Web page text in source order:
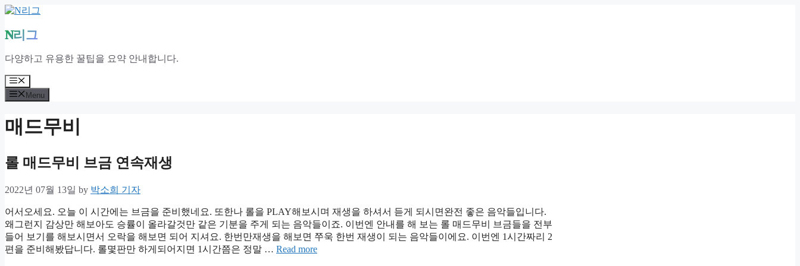
Skip
content
N리그
다양하고 유용한 꿀팁을 요약 안내합니다.
Menu
Menu
매드무비
롤 매드무비 브금 연속재생
2022년 07월 13일 by 박소희 기자
어서오세요. 오늘 이 시간에는 브금을 준비했네요. 또한나 롤을 PLAY해보시며 재생을 하셔서 듣게 되시면완전 좋은 음악들입니다.
왜그런지 감상만 해보아도 승률이 올라갈것만 같은 기분을 주게 되는 음악들이죠. 이번엔 안내를 해 보는 롤 매드무비 브금들을 전부
들어 보기를 해보시면서 오락을 해보면 되어 지셔요. 한번만재생을 해보면 쭈욱 한번 재생이 되는 음악들이에요. 이번엔 1시간짜리 2
편을 준비해봤답니다. 롤몇판만 하게되어지면 1시간쯤은 정말 … Read more